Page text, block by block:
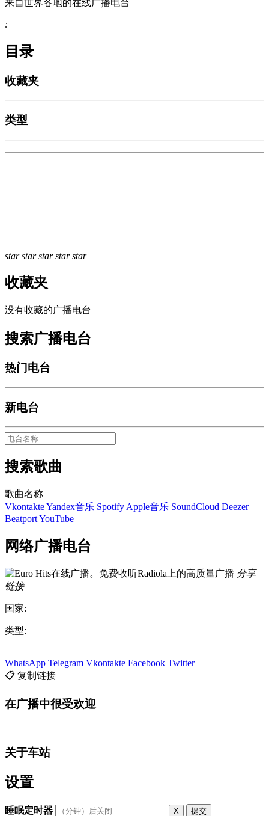
来自世界各地的在线广播电台
:
目录
收藏夹
类型
star star star star star
收藏夹
没有收藏的广播电台
搜索广播电台
热门电台
新电台
搜索歌曲
歌曲名称
VkontakteYandex音乐 Spotify Apple音乐 SoundCloud Deezer
BeatportYouTube
网络广播电台
分享
链接
国家:
类型:
WhatsApp Telegram Vkontakte Facebook Twitter
📋 复制链接
在广播中很受欢迎
关于车站
设置
睡眠定时器 X 提交